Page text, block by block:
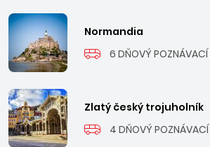
Normandia
6 DŇOVÝ
Zlatý český trojuholník
4 DŇOVÝ